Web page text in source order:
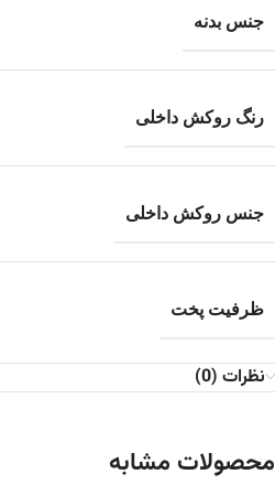
جنس بدنه
رنگ روکش داخلی
جنس روکش داخلی
ظرفیت پخت
نظرات (0)
محصولات مشابه